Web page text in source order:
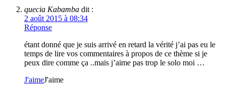
quecia Kabamba dit :
2 août 2015 à 08:34
Réponse
étant donné que je suis arrivé en retard la vérité j’ai pas eu le
temps de lire vos commentaires à propos de ce thème si je
peux dire comme ça ..mais j’aime pas trop le solo moi …
J'aimeJ'aime